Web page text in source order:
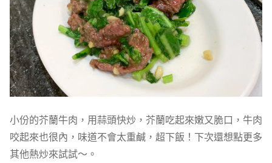
小份的芥蘭牛肉，用蒜頭快炒，芥蘭吃起來嫩又脆口，牛肉
咬起來也很內，味道不會太重鹹，超下飯！下次還想點更多
其他熱炒來試試～。